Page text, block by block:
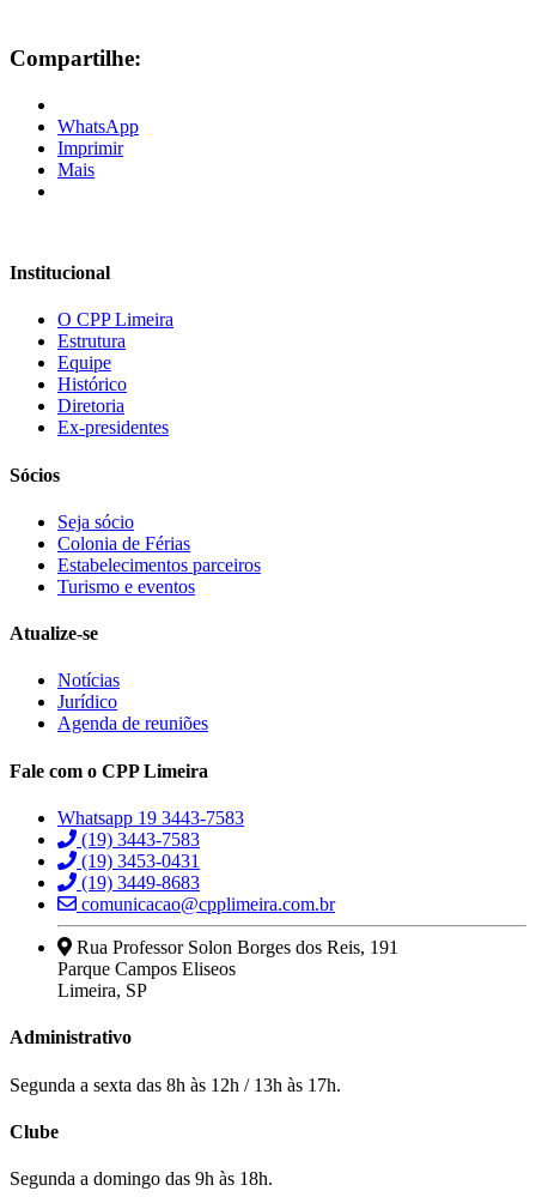
Compartilhe:
WhatsApp
Imprimir
Mais
Institucional
O CPP Limeira
Estrutura
Equipe
Histórico
Diretoria
Ex-presidentes
Sócios
Seja sócio
Colonia de Férias
Estabelecimentos parceiros
Turismo e eventos
Atualize-se
Notícias
Jurídico
Agenda de reuniões
Fale com o CPP Limeira
Whatsapp 19 3443-7583
(19) 3443-7583
(19) 3453-0431
(19) 3449-8683
comunicacao@cpplimeira.com.br
Rua Professor Solon Borges dos Reis, 191
Parque Campos Eliseos
Limeira, SP
Administrativo
Segunda a sexta das 8h às 12h / 13h às 17h.
Clube
Segunda a domingo das 9h às 18h.